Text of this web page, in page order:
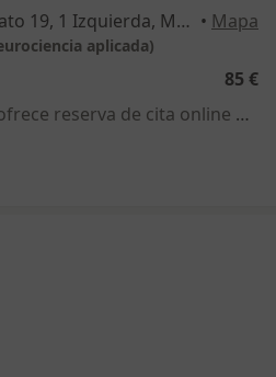
Paseo de Eduardo Dato 19, 1 Izquierda, Madrid • Mapa
aplicada)
85 €
Este especialista no ofrece reserva de cita online en esta dirección.